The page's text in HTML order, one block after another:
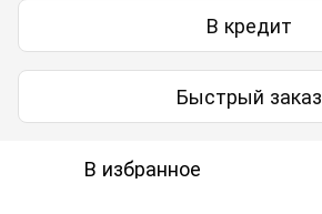
В кредит
Быстрый заказ
В избранное